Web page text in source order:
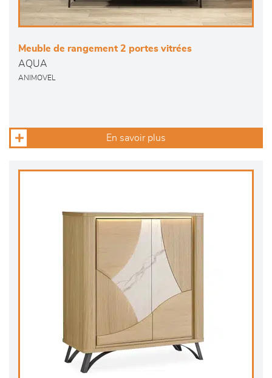
Meuble de rangement 2 portes vitrées
AQUA
ANIMOVEL
En savoir plus